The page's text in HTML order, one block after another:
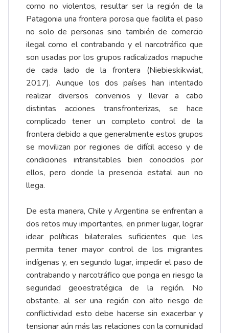
como no violentos, resultar ser la región de la
Patagonia una frontera porosa que facilita el paso
no solo de personas sino también de comercio
ilegal como el contrabando y el narcotráfico que
son usadas por los grupos radicalizados mapuche
de cada lado de la frontera (Niebieskikwiat,
2017). Aunque los dos países han intentado
realizar diversos convenios y llevar a cabo
distintas acciones transfronterizas, se hace
complicado tener un completo control de la
frontera debido a que generalmente estos grupos
se movilizan por regiones de difícil acceso y de
condiciones intransitables bien conocidos por
ellos, pero donde la presencia estatal aun no
llega.
De esta manera, Chile y Argentina se enfrentan a
dos retos muy importantes, en primer lugar, lograr
idear políticas bilaterales suficientes que les
permita tener mayor control de los migrantes
indígenas y, en segundo lugar, impedir el paso de
contrabando y narcotráfico que ponga en riesgo la
seguridad geoestratégica de la región. No
obstante, al ser una región con alto riesgo de
conflictividad esto debe hacerse sin exacerbar y
tensionar aún más las relaciones con la comunidad